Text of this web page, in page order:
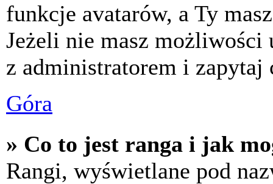
funkcje avatarów, a Ty
Jeżeli nie masz możliwości
z administratorem i zapytaj
Góra
» Co to jest ranga i jak
Rangi, wyświetlane pod